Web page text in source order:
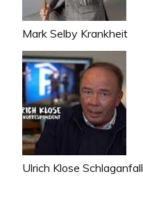
Mark Selby Krankheit
Ulrich Klose Schlaganfall